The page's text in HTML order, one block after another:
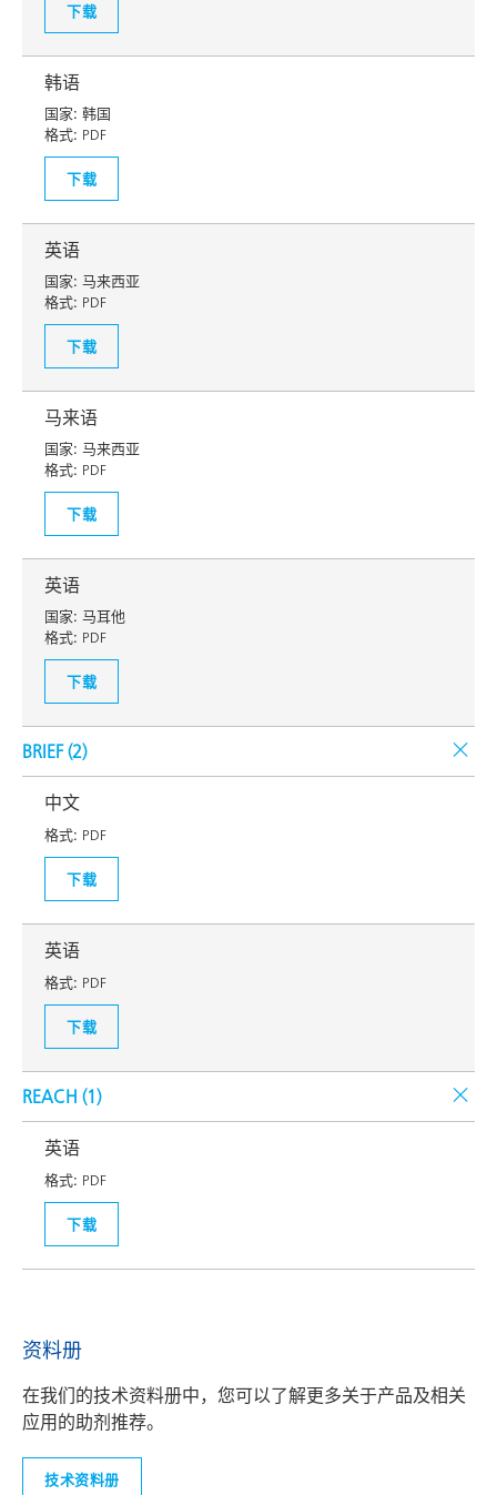
下载
韩语
国家: 韩国
格式: PDF
下载
英语
国家: 马来西亚
格式: PDF
下载
马来语
国家: 马来西亚
格式: PDF
下载
英语
国家: 马耳他
格式: PDF
下载
BRIEF (2)
中文
格式: PDF
下载
英语
格式: PDF
下载
REACH (1)
英语
格式: PDF
下载
资料册
在我们的技术资料册中，您可以了解更多关于产品及相关
应用的助剂推荐。
技术资料册